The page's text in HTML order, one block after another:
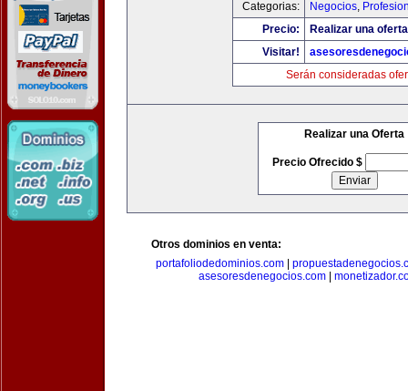
Categorias:
Negocios,
Precio:
Realizar una
Visitar!
Serán consideradas
Realizar una Oferta
Precio Ofrecido $
Otros dominios en venta:
portafoliodedominios.com|
asesoresdenegocios.com